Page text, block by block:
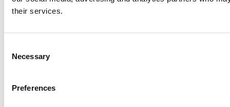
their services.
Selection
Necessary
Preferences